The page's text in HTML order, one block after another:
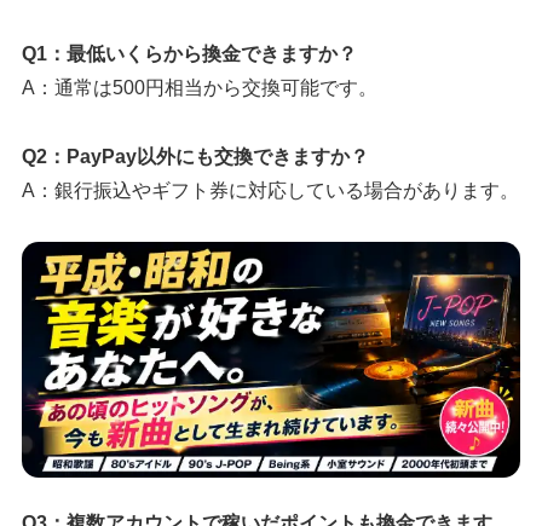
Q1：最低いくらから換金できますか？
A：通常は500円相当から交換可能です。
Q2：PayPay以外にも交換できますか？
A：銀行振込やギフト券に対応している場合があります。